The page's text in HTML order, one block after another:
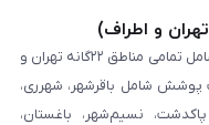
و اطراف)
ارسال از طریق پیک موتوری در گوشی آنلاین شامل تمامی مناطق ۲۲گانه تهران و
شامل باقرشهر، شهرری،
نسیم‌شهر، باغستان،